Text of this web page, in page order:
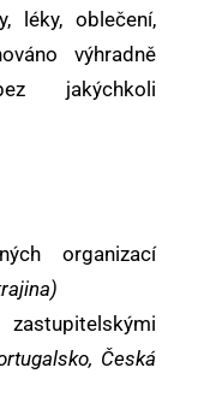
léky, oblečení,
výhradně
jakýchkoli
organizací
Česká